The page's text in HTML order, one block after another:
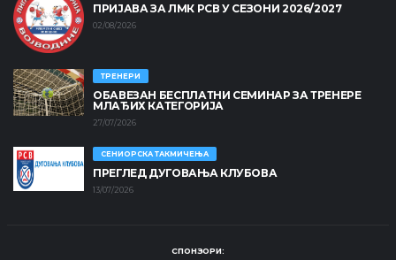
ПРИЈАВА ЗА ЛМК РСВ У СЕЗОНИ 2026/2027
02/08/2026
ТРЕНЕРИ
ОБАВЕЗАН БЕСПЛАТНИ СЕМИНАР ЗА ТРЕНЕРЕ
МЛАЂИХ КАТЕГОРИЈА
27/07/2026
СЕНИОРСКА ТАКМИЧЕЊА
ПРЕГЛЕД ДУГОВАЊА КЛУБОВА
13/07/2026
СПОНЗОРИ: